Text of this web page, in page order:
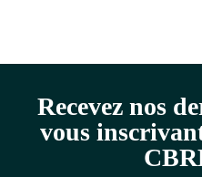
Recevez nos
vous